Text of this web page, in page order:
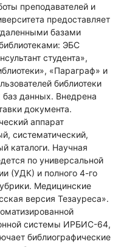
преподавателей и
предоставляет
базами
ЭБС
студента»,
«Параграф» и
библиотеки
баз данных. Внедрена
документа.
аппарат
систематический,
каталоги. Научная
по универсальной
(УДК) и полного 4-го
Медицинские
версия Тезауреса».
системы ИРБИС-64,
библиографические